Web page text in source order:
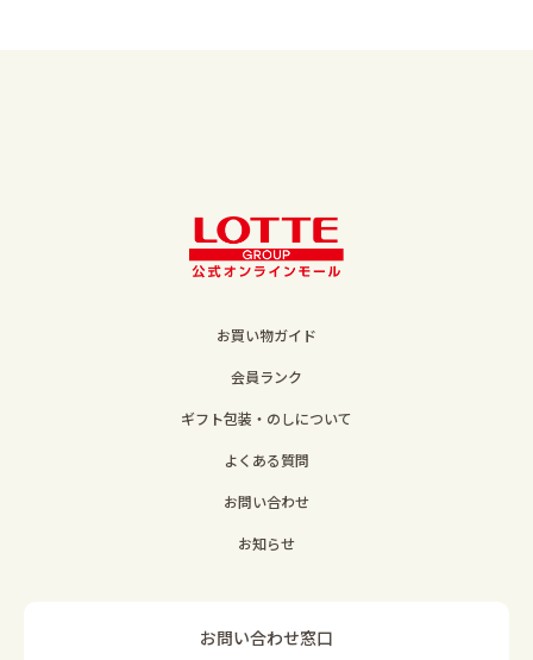
お買い物ガイド
会員ランク
ギフト包装・のしについて
よくある質問
お問い合わせ
お知らせ
お問い合わせ窓口